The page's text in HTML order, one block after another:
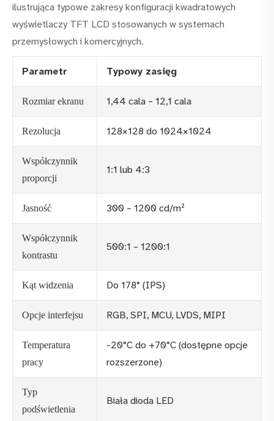
ilustrująca typowe zakresy konfiguracji kwadratowych
wyświetlaczy TFT LCD stosowanych w systemach
przemysłowych i komercyjnych.
Parametr Typowy zasięg
Rozmiar ekranu 1,44 cala – 12,1 cala
Rezolucja 128×128 do 1024×1024
Współczynnik
proporcji
1:1 lub 4:3
Jasność 300 – 1200 cd/m²
Współczynnik
kontrastu
500:1 – 1200:1
Kąt widzenia Do 178° (IPS)
Opcje interfejsu RGB, SPI, MCU, LVDS, MIPI
Temperatura
pracy
-20°C do +70°C (dostępne opcje
rozszerzone)
Typ
podświetlenia
Biała dioda LED